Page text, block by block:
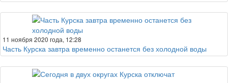
11 ноября 2020 года, 12:28
Часть Курска завтра временно останется без холодной воды